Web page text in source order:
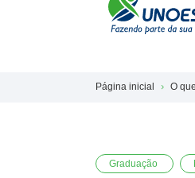
Página inicial O
Graduação